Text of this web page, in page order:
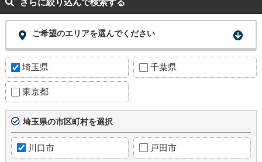
さらに絞り込んで検索する
ご希望のエリアを選んでください
埼玉県 千葉県
東京都
埼玉県の市区町村を選択
川口市 戸田市